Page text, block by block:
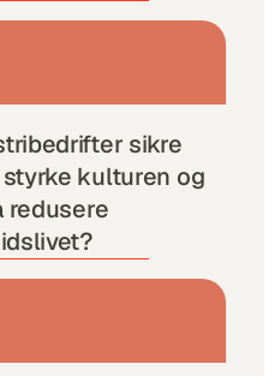
sikre
kulturen og
redusere